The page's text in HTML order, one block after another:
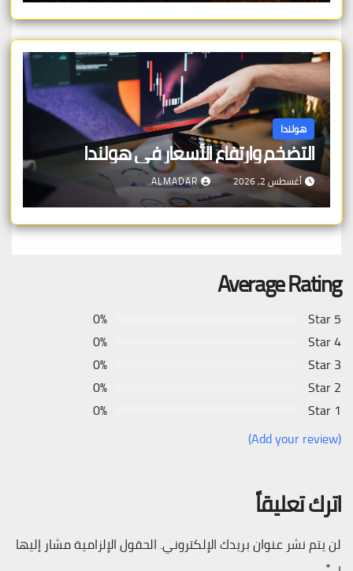
هولندا
التضخم وارتفاع الأسعار في هولندا
أغسطس 2, 2026 ALMADAR
Average Rating
5 Star
0%
4 Star
0%
3 Star
0%
2 Star
0%
1 Star
0%
(Add your review)
اترك تعليقاً
لن يتم نشر عنوان بريدك الإلكتروني. الحقول الإلزامية مشار إليها